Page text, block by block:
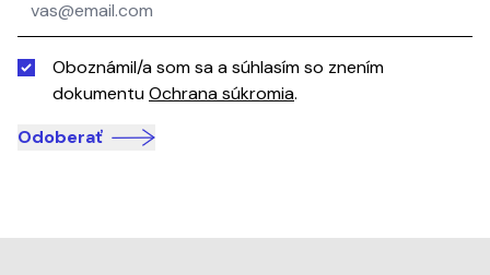
Oboznámil/a som sa a súhlasím so znením
dokumentuOchrana súkromia.
Odoberať